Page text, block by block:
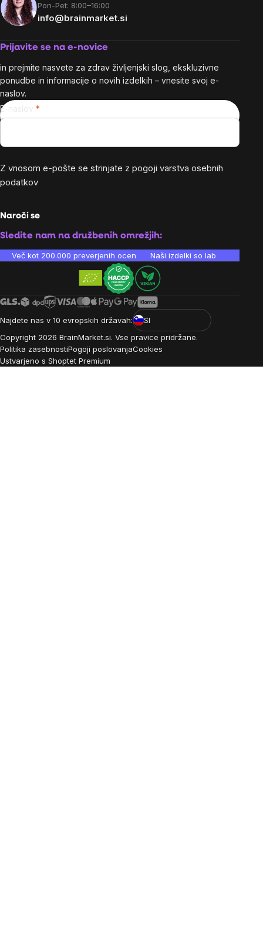
Pon-Pet: 8:00–16:00
info@brainmarket.si
Prijavite se na e-novice
in prejmite nasvete za zdrav življenjski slog, ekskluzivne
ponudbe in informacije o novih izdelkih – vnesite svoj e-
naslov.
E-naslov
Z vnosom e-pošte se strinjate z pogoji varstva osebnih
podatkov
Naroči se
Sledite nam na družbenih omrežjih:
Več kot 200.000 preverjenih ocen Naši izdelki so laboratorijsko
Najdete nas v 10 evropskih državah:
SI
Copyright 2026 BrainMarket.si. Vse pravice pridržane.
Politika zasebnostiPogoji poslovanjaCookies
Ustvarjeno s Shoptet Premium